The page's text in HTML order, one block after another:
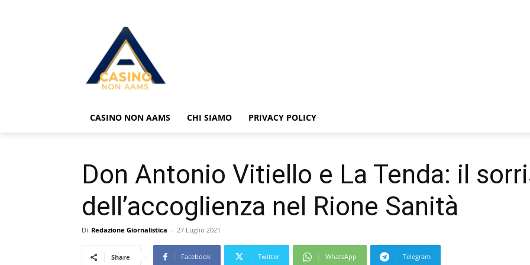
CASINO NON AAMS CHI SIAMO PRIVACY POLICY
Don Antonio Vitiello e La Tenda: il
dell’accoglienza nel Rione Sanità
Di Redazione Giornalistica - 27 Luglio 2021
Share Facebook Twitter WhatsApp Telegram